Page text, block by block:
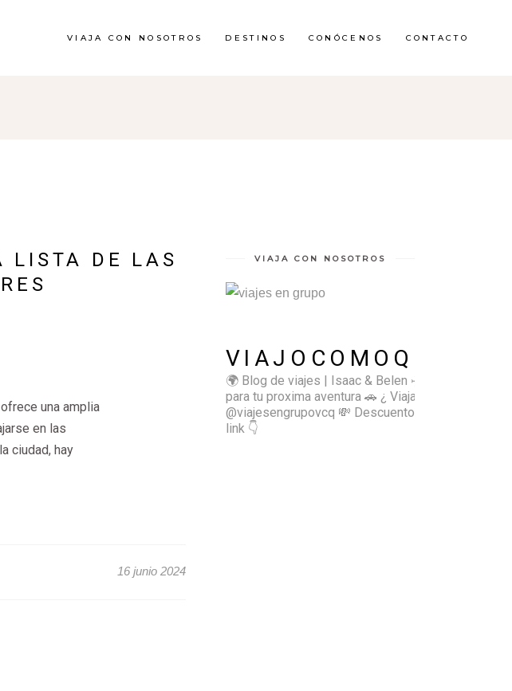
VIAJA CON NOSOTROS DESTINOS CONÓCENOS CONTACTO
LISTA DE LAS
una amplia
en las
ciudad, hay
16 junio 2024
VIAJA CON NOSOTROS
VIAJOCOMOQUIERO
🌍 Blog de viajes | Isaac & Belen ✈️ Inspírate
para tu proxima aventura 🚗 ¿ Viajas sol@? 👉🏻
@viajesengrupovcq 💸 Descuentos y tips en el
link 👇